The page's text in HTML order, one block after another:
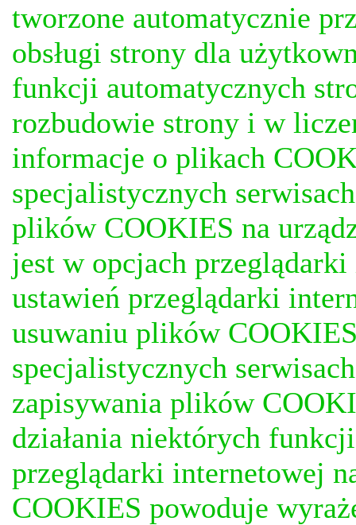
tworzone automatycznie
obsługi strony dla
funkcji automatycznych
rozbudowie strony i w
informacje o plikach
specjalistycznych
plików COOKIES na
jest w opcjach
ustawień przeglądarki
usuwaniu plików
specjalistycznych
zapisywania plików
działania niektórych
przeglądarki internetowej
COOKIES powoduje